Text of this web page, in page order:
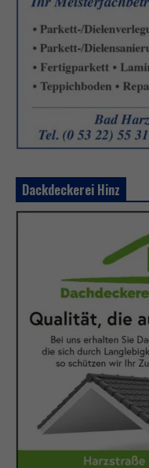
Dackdeckerei Hinz